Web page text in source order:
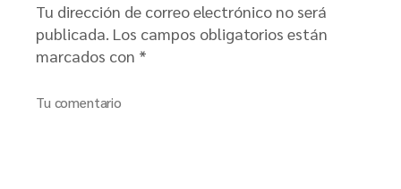
Tu dirección de correo electrónico no será
publicada. Los campos obligatorios están
marcados con *
Tu comentario